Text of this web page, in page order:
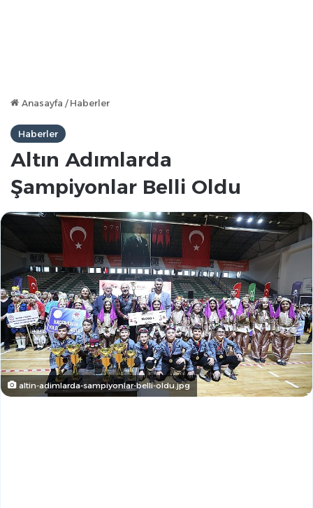
Anasayfa / Haberler
Haberler
Altın Adımlarda
Şampiyonlar Belli Oldu
altin-adimlarda-sampiyonlar-belli-oldu.jpg